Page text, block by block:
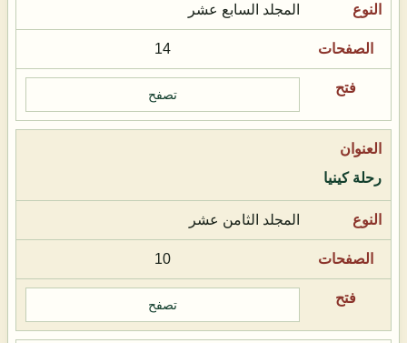
المجلد السابع عشر
14
تصفح
رحلة كينيا
المجلد الثامن عشر
10
تصفح